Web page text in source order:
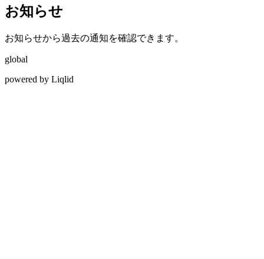
お知らせ
お知らせから過去の通知を確認できます。
global
powered by Liqlid